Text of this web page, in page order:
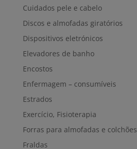
Cuidados pele e cabelo
Discos e almofadas giratórios
Dispositivos eletrónicos
Elevadores de banho
Encostos
Enfermagem – consumíveis
Estrados
Exercício, Fisioterapia
Forras para almofadas e colchões
Fraldas